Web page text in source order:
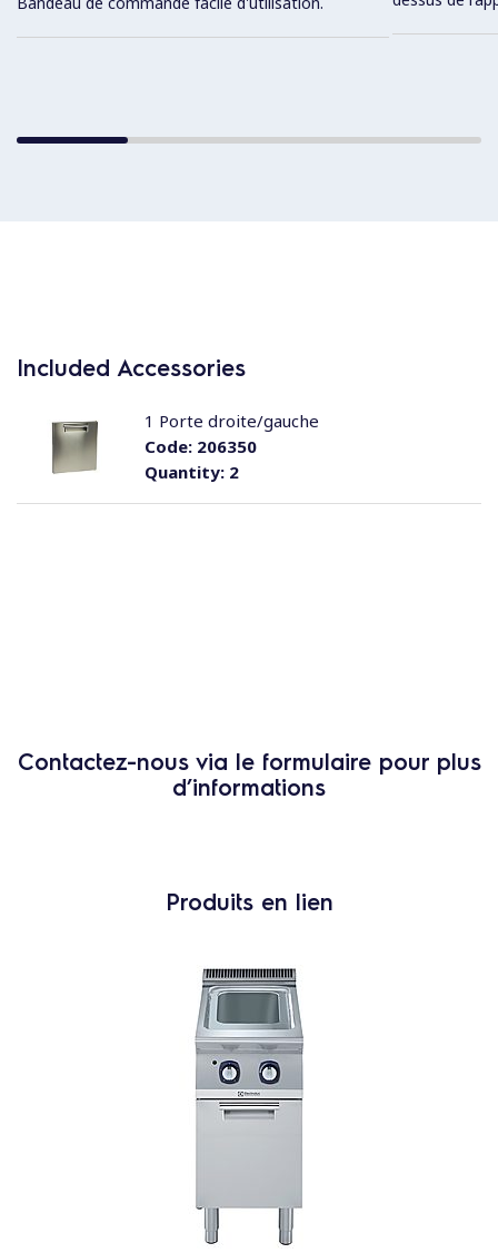
Included Accessories
Quantity:2
Code:206350
1 Porte droite/gauche
Contactez-nous via le formulaire pour plus
d’informations
Produits en lien